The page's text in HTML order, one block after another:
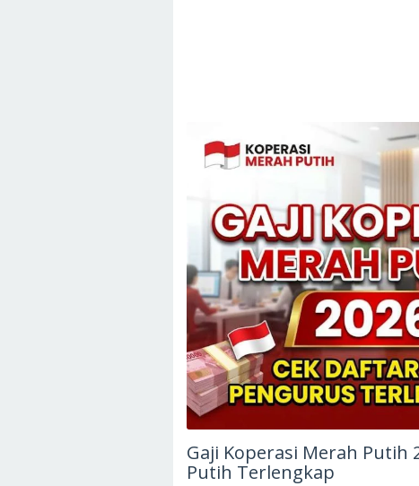
Gaji Koperasi Merah Putih
Putih Terlengkap